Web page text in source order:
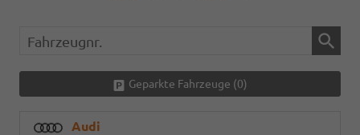
Fahrzeugnr.
Geparkte Fahrzeuge (0)
Audi